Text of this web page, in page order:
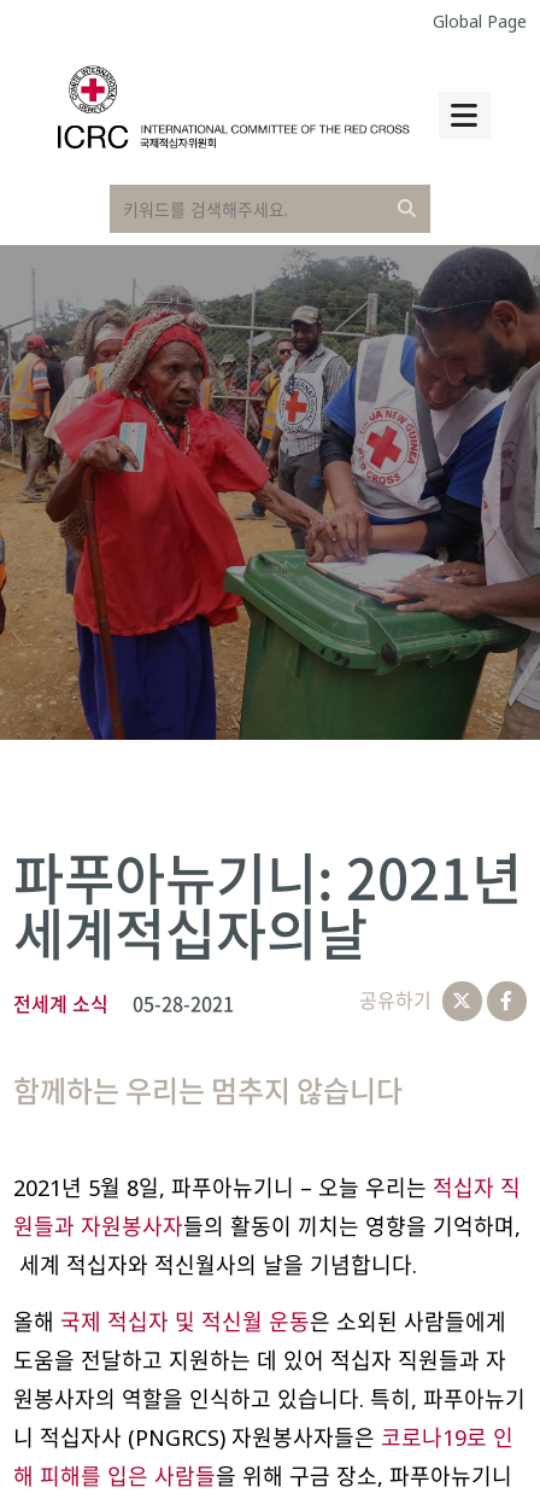
Global Page
파푸아뉴기니: 2021년
세계적십자의날
전세계 소식 05-28-2021 공유하기
함께하는 우리는 멈추지 않습니다
2021년 5월 8일, 파푸아뉴기니 – 오늘 우리는 적십자 직
원들과 자원봉사자들의 활동이 끼치는 영향을 기억하며,
세계 적십자와 적신월사의 날을 기념합니다.
올해 국제 적십자 및 적신월 운동은 소외된 사람들에게
도움을 전달하고 지원하는 데 있어 적십자 직원들과 자
원봉사자의 역할을 인식하고 있습니다. 특히, 파푸아뉴기
니 적십자사 (PNGRCS) 자원봉사자들은 코로나19로 인
해 피해를 입은 사람들을 위해 구금 장소, 파푸아뉴기니